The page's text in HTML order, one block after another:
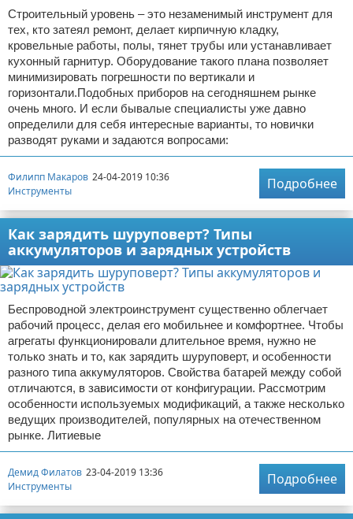
Строительный уровень – это незаменимый инструмент для
тех, кто затеял ремонт, делает кирпичную кладку,
кровельные работы, полы, тянет трубы или устанавливает
кухонный гарнитур. Оборудование такого плана позволяет
минимизировать погрешности по вертикали и
горизонтали.Подобных приборов на сегодняшнем рынке
очень много. И если бывалые специалисты уже давно
определили для себя интересные варианты, то новички
разводят руками и задаются вопросами:
Филипп Макаров 24-04-2019 10:36
Инструменты
Подробнее
Как зарядить шуруповерт? Типы
аккумуляторов и зарядных устройств
Беспроводной электроинструмент существенно облегчает
рабочий процесс, делая его мобильнее и комфортнее. Чтобы
агрегаты функционировали длительное время, нужно не
только знать и то, как зарядить шуруповерт, и особенности
разного типа аккумуляторов. Свойства батарей между собой
отличаются, в зависимости от конфигурации. Рассмотрим
особенности используемых модификаций, а также несколько
ведущих производителей, популярных на отечественном
рынке. Литиевые
Демид Филатов 23-04-2019 13:36
Инструменты
Подробнее